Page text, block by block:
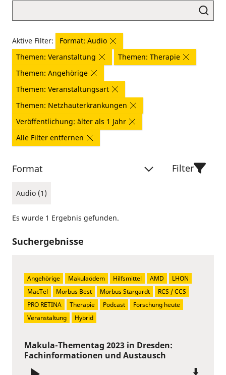
Aktive Filter:
Format: Audio
Themen: Veranstaltung
Themen: Therapie
Themen: Angehörige
Themen: Veranstaltungsart
Themen: Netzhauterkrankungen
Veröffentlichung: älter als 1 Jahr
Alle Filter entfernen
Format
Audio (1)
Filter
Es wurde 1 Ergebnis gefunden.
Suchergebnisse
Makula-Thementag 2023 in Dresden:
Fachinformationen und Austausch
Angehörige Makulaödem Hilfsmittel AMD
LHON
MacTel
Morbus Best Morbus Stargardt
RCS / CCS
PRO RETINA
Therapie Podcast
Forschung heute
Veranstaltung
Hybrid